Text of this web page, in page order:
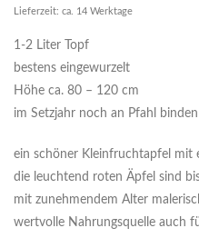
Lieferzeit: ca. 14 Werktage
1-2 Liter Topf
bestens eingewurzelt
Höhe ca. 80 – 120 cm
im Setzjahr noch an Pfahl binden
ein schöner Kleinfruchtapfel mit
die leuchtend roten Äpfel sind
mit zunehmendem Alter
wertvolle Nahrungsquelle auch